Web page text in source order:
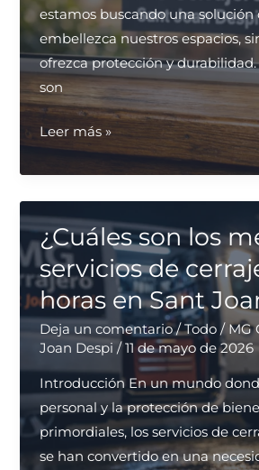
estamos buscando una solución
embellezca nuestros espacios,
ofrezca protección y durabilidad.
son
¿Cuáles
las
persianas
más
resistentes
para
viviendas?
Leer más »
¿Cuáles son los
servicios de
horas en Sant
Deja un comentario /Todo / MG
Joan Despi/11 de mayo de 2026
Introducción En un mundo
personal y la protección de
primordiales, los servicios de
se han convertido en una